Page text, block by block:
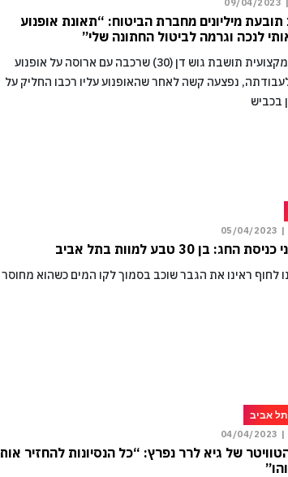
09/04/2023
תובעת מיליונים מחברת הביטוח: “תאונת אופנוע
לנכה וגרמה לביטול החתונה שלי”
רקדנית מקצועית תושבת גוש דן (30) שרכבה עם ארוסה על אופנוע
נפצעה קשה לאחר שהאופנוע עליו רכבו החליק על
בכביש
|
05/04/2023
החג: בן 30 טבע למוות בתל אביב
לחוף ראינו את הגבר שוכב בסמוך לקו המים כשהוא מחוסר
אביב
|
04/04/2023
של גיא לרר נפרץ: “כל הנסיונות להחזיר אותו